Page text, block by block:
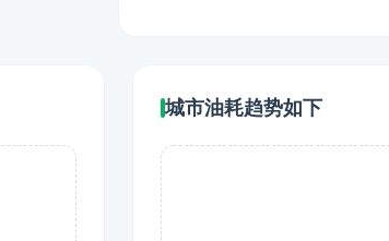
城市油耗趋势如下